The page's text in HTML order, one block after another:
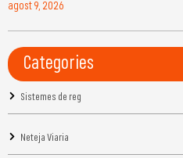
agost 9, 2026
Categories
Sistemes de reg
Neteja Viaria